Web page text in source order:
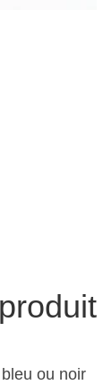
ou noir